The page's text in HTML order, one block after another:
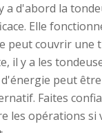
a d'abord la
Elle
peut couvrir une
il y a les
peut
Faites
les opérations si